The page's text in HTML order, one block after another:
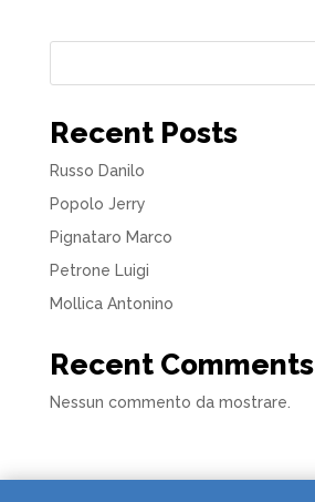
Recent Posts
Russo Danilo
Popolo Jerry
Pignataro Marco
Petrone Luigi
Mollica Antonino
Recent Comments
Nessun commento da mostrare.